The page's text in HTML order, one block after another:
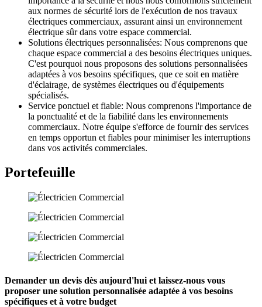
aux normes de sécurité lors de l'exécution de nos travaux
électriques commerciaux, assurant ainsi un environnement
électrique sûr dans votre espace commercial.
Solutions électriques personnalisées: Nous comprenons que
chaque espace commercial a des besoins électriques uniques.
C'est pourquoi nous proposons des solutions personnalisées
adaptées à vos besoins spécifiques, que ce soit en matière
d'éclairage, de systèmes électriques ou d'équipements
spécialisés.
Service ponctuel et fiable: Nous comprenons l'importance de
la ponctualité et de la fiabilité dans les environnements
commerciaux. Notre équipe s'efforce de fournir des services
en temps opportun et fiables pour minimiser les interruptions
dans vos activités commerciales.
Portefeuille
Demander un devis dès aujourd'hui et laissez-nous vous
proposer une solution personnalisée adaptée à vos besoins
spécifiques et à votre budget